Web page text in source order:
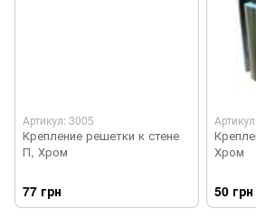
Артикул: 3005
Крепление решетки к стене
П, Хром
77 грн
Хром
50 грн